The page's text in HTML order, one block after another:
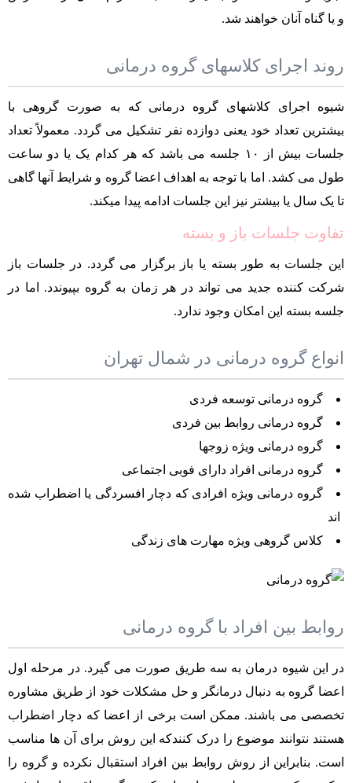
و یا گناه آنان خواهند شد.
روند اجرای کلاسهای گروه درمانی
شیوه اجرای کلاشهای گروه درمانی که به صورت گروهی با
بیشترین تعداد خود یعنی دوازده نفر تشکیل می گردد. معمولاً تعداد
جلسات بیش از ۱۰ جلسه می باشد که هر کدام یک یا دو ساعت
طول می کشد. اما با توجه به اهداف اعضا گروه و شرایط آنها گاهی
تا یک سال یا بیشتر نیز این جلسات ادامه پیدا میکند.
تفاوت جلسات باز و بسته
این جلسات به طور بسته یا باز برگزار می گردد. در جلسات باز
شرکت کننده جدید می تواند در هر زمان به گروه بپیوندد. اما در
جلسه بسته این امکان وجود ندارد.
انواع گروه درمانی در شمال تهران
گروه درمانی توسعه فردی
گروه درمانی روابط بین فردی
گروه درمانی ویژه زوجها
گروه درمانی افراد دارای فوبی اجتماعی
گروه درمانی ویژه افرادی که دچار افسردگی یا اضطراب شده
اند
کلاس گروهی ویژه مهارت های زندگی
روابط بین افراد با گروه درمانی
در این شیوه درمان به سه طریق صورت می گیرد. در مرحله اول
اعضا گروه به دنبال درمانگر و حل مشکلات خود از طریق مشاوره
تخصصی می باشند. ممکن است برخی از اعضا که دچار اضطراب
هستند نتوانند موضوع را درک کنندکه این روش برای آن ها مناسب
است. بنابراین از روش روابط بین افراد استقبال نکرده و گروه را